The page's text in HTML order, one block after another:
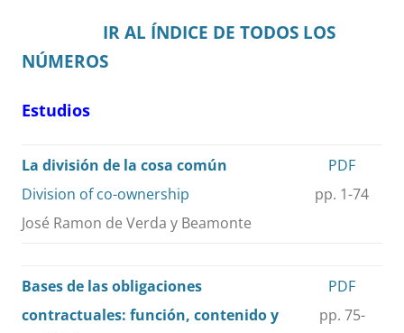
IR AL ÍNDICE DE TODOS LOS
NÚMEROS
Estudios
La división de la cosa común
Division of co-ownership
José Ramon de Verda y Beamonte
PDF
pp. 1-74
Bases de las obligaciones
contractuales: función, contenido y
PDF
pp. 75-